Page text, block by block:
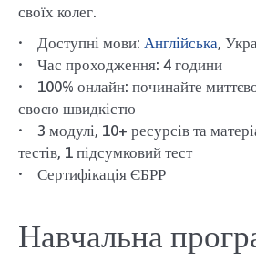
своїх колег.
• Доступні мови: Англійська,
• Час проходження: 4 години
• 100% онлайн: починайте миттєво
своєю швидкістю
• 3 модулі, 10+ ресурсів та
тестів, 1 підсумковий тест
• Сертифікація ЄБРР
Навчальна